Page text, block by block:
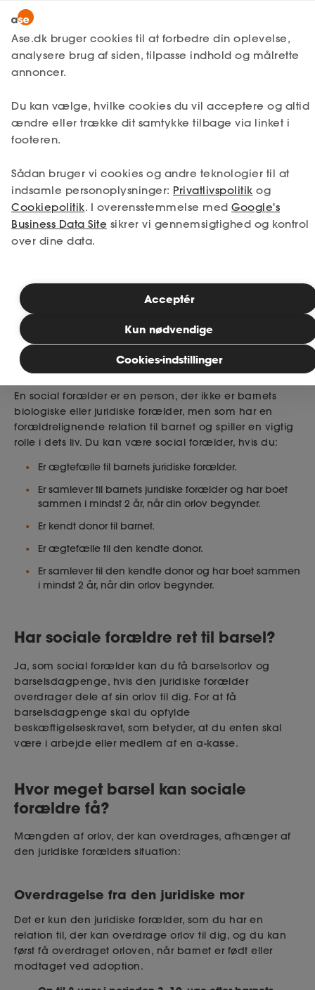
MitAse
Ase Selvstændig
Dokumenter.dk
Lønmodtager
A-kasse
Fagforening
Lønsikring
Få svar
Selvstændig
Studerende
Bliv medlem
Ase Selvstændig
Dokumenter.dk
Lønmodtager Få svar Barsel
Barsel som social forælder
få barselsorlov og modtage
barselsdagpenge, selvom du ikke er
barnets juridiske forælder. Det kræver, at
den juridiske forælder overdrager orlov til
dig, og at du opfylder visse betingelser,
herunder beskæftigelseskravet.
Publiceret: 09. april 2026
Hvad er en social forælder?
En social forælder er en person, der ikke er barnets
biologiske eller juridiske forælder, men som har en
forældrelignende relation til barnet og spiller en vigtig
rolle i dets liv. Du kan være social forælder, hvis du:
Er ægtefælle til barnets juridiske forælder.
Er samlever til barnets juridiske forælder og har boet
sammen i mindst 2 år, når din orlov begynder.
Er kendt donor til barnet.
Er ægtefælle til den kendte donor.
Er samlever til den kendte donor og har boet sammen
i mindst 2 år, når din orlov begynder.
Har sociale forældre ret til barsel?
Ja, som social forælder kan du få barselsorlov og
barselsdagpenge, hvis den juridiske forælder
overdrager dele af sin orlov til dig. For at få
barselsdagpenge skal du opfylde
beskæftigelseskravet, som betyder, at du enten skal
være i arbejde eller medlem af en a-kasse.
Hvor meget barsel kan sociale
forældre få?
Mængden af orlov, der kan overdrages, afhænger af
den juridiske forælders situation:
Overdragelse fra den juridiske mor
Det er kun den juridiske forælder, som du har en
relation til, der kan overdrage orlov til dig, og du kan
først få overdraget orloven, når barnet er født eller
modtaget ved adoption.
Ase.dk bruger cookies til at forbedre din oplevelse,
analysere brug af siden, tilpasse indhold og målrette
annoncer.
Du kan vælge, hvilke cookies du vil acceptere og altid
ændre eller trække dit samtykke tilbage via linket i
footeren.
Sådan bruger vi cookies og andre teknologier til at
indsamle personoplysninger: Privatlivspolitik og
Cookiepolitik. I overensstemmelse med Google's
Business Data Site sikrer vi gennemsigtighed og kontrol
over dine data.
Cookies-indstillinger
Kun nødvendige
Acceptér